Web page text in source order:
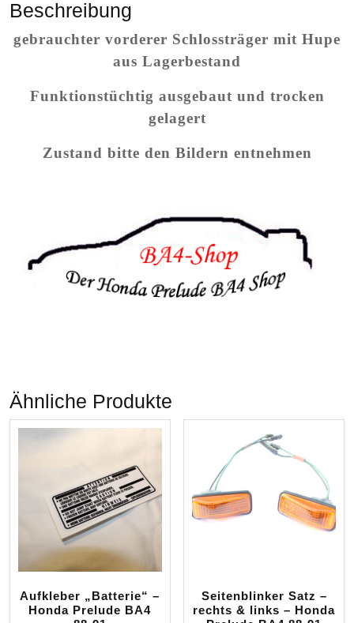
Beschreibung
gebrauchter vorderer Schlossträger mit Hupe
aus Lagerbestand
Funktionstüchtig ausgebaut und trocken
gelagert
Zustand bitte den Bildern entnehmen
Ähnliche Produkte
Aufkleber „Batterie“ –
Honda Prelude BA4
Seitenblinker Satz –
rechts & links – Honda